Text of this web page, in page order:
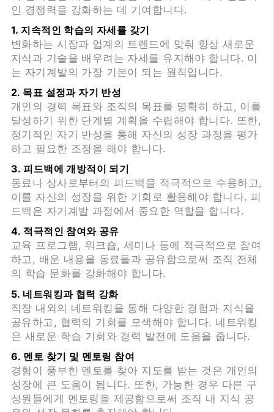
인 경쟁력을 강화하는 데 기여합니다.
1. 지속적인 학습의 자세를 갖기
변화하는 시장과 업계의 트렌드에 맞춰 항상 새로운
지식과 기술을 배우려는 자세를 유지해야 합니다. 이
는 자기계발의 가장 기본이 되는 원칙입니다.
2. 목표 설정과 자기 반성
개인의 경력 목표와 조직의 목표를 명확히 하고, 이를
달성하기 위한 단계별 계획을 수립해야 합니다. 또한,
정기적인 자기 반성을 통해 자신의 성장 과정을 평가
하고 필요한 조정을 해야 합니다.
3. 피드백에 개방적이 되기
동료나 상사로부터의 피드백을 적극적으로 수용하고,
이를 자신의 성장을 위한 기회로 활용해야 합니다. 피
드백은 자기계발 과정에서 중요한 역할을 합니다.
4. 적극적인 참여와 공유
교육 프로그램, 워크숍, 세미나 등에 적극적으로 참여
하고, 배운 내용을 동료들과 공유함으로써 조직 전체
의 학습 문화를 강화해야 합니다.
5. 네트워킹과 협력 강화
직장 내외의 네트워킹을 통해 다양한 경험과 지식을
공유하고, 협력의 기회를 모색해야 합니다. 네트워킹
은 새로운 학습 기회와 경력 발전에 도움을 줍니다.
6. 멘토 찾기 및 멘토링 참여
경험이 풍부한 멘토를 찾아 지도를 받는 것은 개인의
성장에 큰 도움이 됩니다. 또한, 가능한 경우 다른 구
성원들에게 멘토링을 제공함으로써 조직 내 지식 공